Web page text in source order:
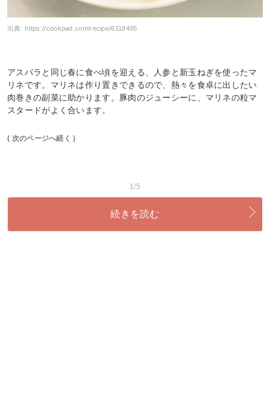
出典:https://cookpad.com/recipe/6118495
アスパラと同じ春に食べ頃を迎える、人参と新玉ねぎを使ったマ
リネです。マリネは作り置きできるので、熱々を食卓に出したい
肉巻きの副菜に助かります。豚肉のジューシーに、マリネの粒マ
スタードがよく合います。
( 次のページへ続く )
1/5
続きを読む